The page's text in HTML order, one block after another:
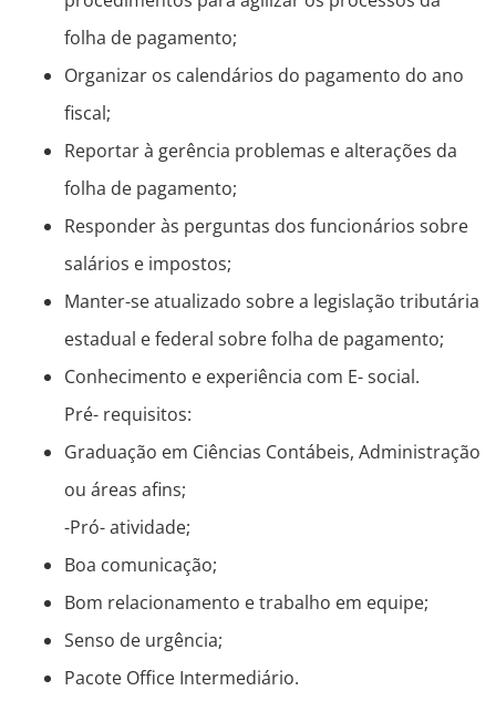
folha de pagamento;
Organizar os calendários do pagamento do ano
fiscal;
Reportar à gerência problemas e alterações da
folha de pagamento;
Responder às perguntas dos funcionários sobre
salários e impostos;
Manter-se atualizado sobre a legislação tributária
estadual e federal sobre folha de pagamento;
Conhecimento e experiência com E- social.
Pré- requisitos:
Graduação em Ciências Contábeis, Administração
ou áreas afins;
-Pró- atividade;
Boa comunicação;
Bom relacionamento e trabalho em equipe;
Senso de urgência;
Pacote Office Intermediário.